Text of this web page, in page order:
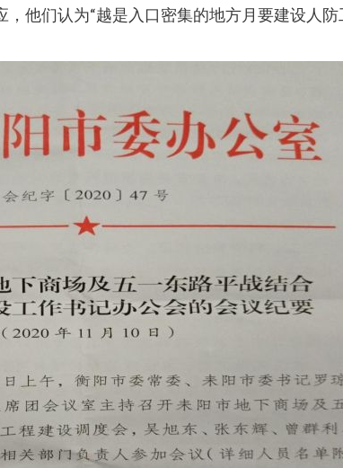
他们认为“越是入口密集的地方月要建设人